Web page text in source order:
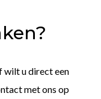
wilt u direct een
met ons op